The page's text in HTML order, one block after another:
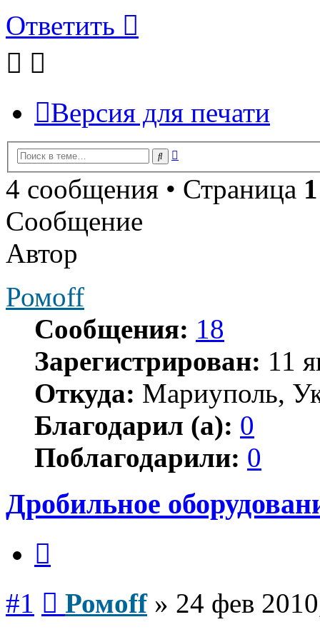
Ответить
Версия для печати
Поиск
4 сообщения • Страница 1
Сообщение
Автор
Ромoff
Сообщения: 18
Зарегистрирован: 11
Откуда: Мариуполь,
Благодарил (а): 0
Поблагодарили: 0
Дробильное
#1 Ромoff» 24 фев